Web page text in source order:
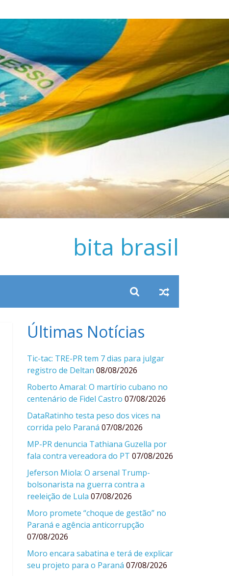
bita brasil
Últimas Notícias
Tic-tac: TRE-PR tem 7 dias para julgar
registro de Deltan 08/08/2026
Roberto Amaral: O martírio cubano no
centenário de Fidel Castro 07/08/2026
DataRatinho testa peso dos vices na
corrida pelo Paraná 07/08/2026
MP-PR denuncia Tathiana Guzella por
fala contra vereadora do PT 07/08/2026
Jeferson Miola: O arsenal Trump-
bolsonarista na guerra contra a
reeleição de Lula 07/08/2026
Moro promete “choque de gestão” no
Paraná e agência anticorrupção
07/08/2026
Moro encara sabatina e terá de explicar
seu projeto para o Paraná 07/08/2026